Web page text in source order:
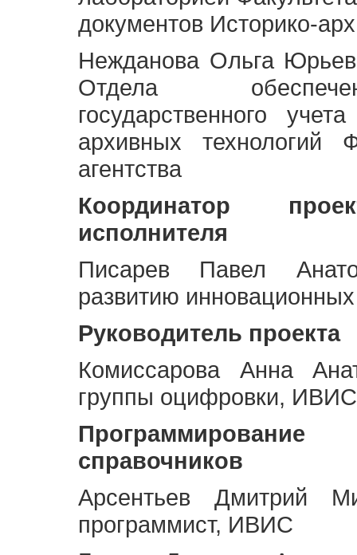
документов Историко-
Нежданова Ольга
Отдела
государственного
архивных технологий
агентства
Координатор
исполнителя
Писарев Павел
развитию
Руководитель проекта
Комиссарова Анна
группы оцифровки, ИВИС
Программирование
справочников
Арсентьев Дмитрий
программист, ИВИС